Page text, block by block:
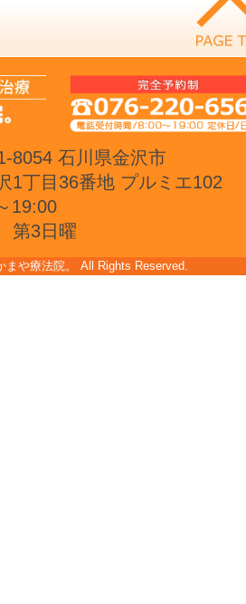
8054 石川県金沢市
1丁目36番地 プルミエ102
19:00
第3日曜
まや療法院。 All Rights Reserved.